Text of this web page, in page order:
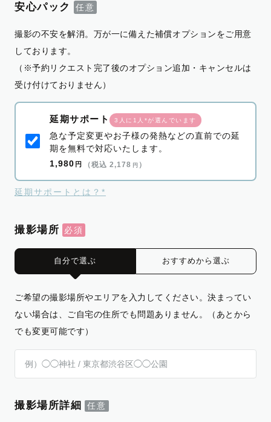
安心パック
撮影の不安を解消。万が一に備えた補償オプションをご用意
しております。
（※予約リクエスト完了後のオプション追加・キャンセルは
受け付けておりません）
延期サポート 3人に1人*が選んでいます
急な予定変更やお子様の発熱などの直前での延
期を無料で対応いたします。
1,980 円 （税込 2,178 円 ）
延期サポートとは？*
撮影場所
自分で選ぶ おすすめから選ぶ
ご希望の撮影場所やエリアを入力してください。決まってい
ない場合は、ご自宅の住所でも問題ありません。（あとから
でも変更可能です）
撮影場所詳細